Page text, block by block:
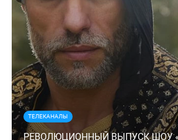
ТЕЛЕКАНАЛЫ
РЕВОЛЮЦИОННЫЙ ВЫПУСК ШОУ